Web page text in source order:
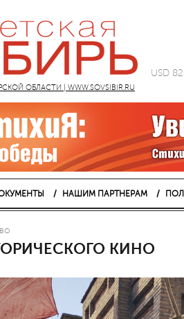
ОБЛАСТИ | WWW.SOVSIBIR.RU
USD
НАШИМ ПАРТНЕРАМ
КИНО